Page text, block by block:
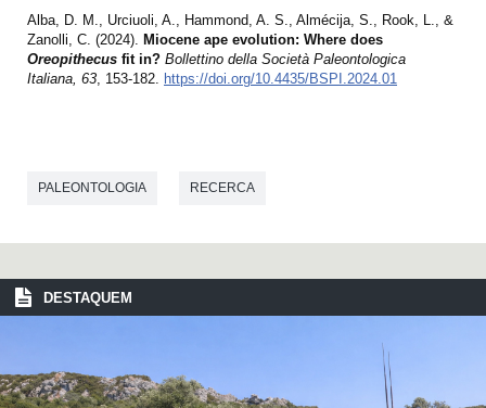
Alba, D. M., Urciuoli, A., Hammond, A. S., Almécija, S., Rook, L., &
Zanolli, C. (2024). Miocene ape evolution: Where does
Oreopithecus fit in? Bollettino della Società Paleontologica
Italiana, 63, 153-182. https://doi.org/10.4435/BSPI.2024.01
PALEONTOLOGIA RECERCA
DESTAQUEM